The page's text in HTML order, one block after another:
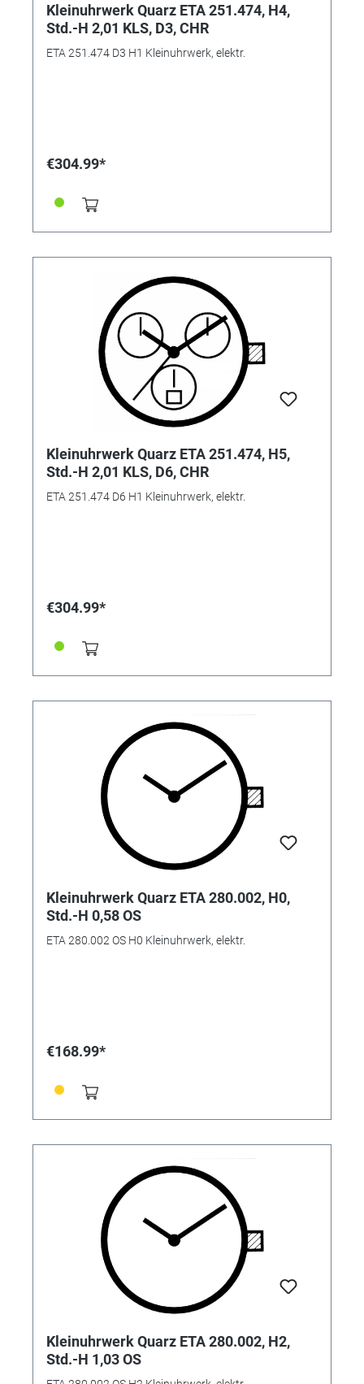
Kleinuhrwerk Quarz ETA 251.474, H4,
Std.-H 2,01 KLS, D3, CHR
ETA 251.474 D3 H1 Kleinuhrwerk, elektr.
€304.99*
Kleinuhrwerk Quarz ETA 251.474, H5,
Std.-H 2,01 KLS, D6, CHR
ETA 251.474 D6 H1 Kleinuhrwerk, elektr.
€304.99*
Kleinuhrwerk Quarz ETA 280.002, H0,
Std.-H 0,58 OS
ETA 280.002 OS H0 Kleinuhrwerk, elektr.
€168.99*
Kleinuhrwerk Quarz ETA 280.002, H2,
Std.-H 1,03 OS